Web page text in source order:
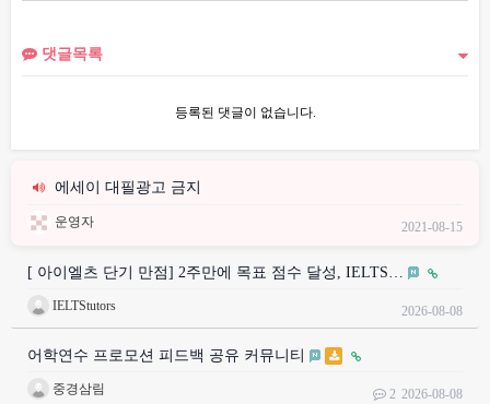
댓글목록
등록된 댓글이 없습니다.
에세이 대필광고 금지
운영자 2021-08-15
[ 아이엘츠 단기 만점] 2주만에 목표 점수 달성, IELTS…
IELTStutors 2026-08-08
어학연수 프로모션 피드백 공유 커뮤니티
중경삼림 2 2026-08-08